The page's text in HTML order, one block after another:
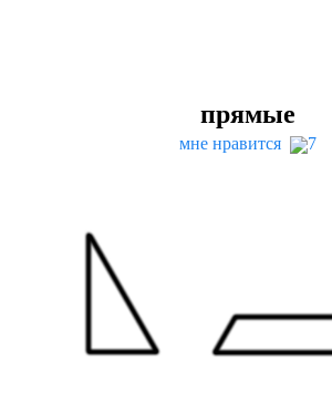
прямые
мне нравится 7